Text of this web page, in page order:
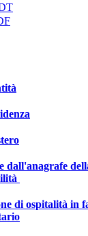
dall'anagrafe
di ospitalità in